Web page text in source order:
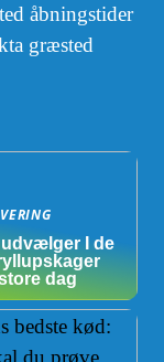
åbningstider
græsted
I de
dag